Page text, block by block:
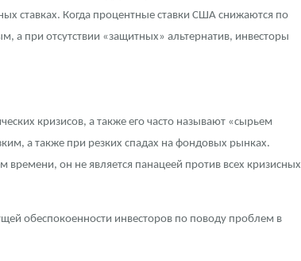
ставках. Когда процентные ставки США снижаются по
а при отсутствии «защитных» альтернатив, инвесторы
кризисов, а также его часто называют «сырьем
а также при резких спадах на фондовых рынках.
времени, он не является панацеей против всех кризисных
обеспокоенности инвесторов по поводу проблем в